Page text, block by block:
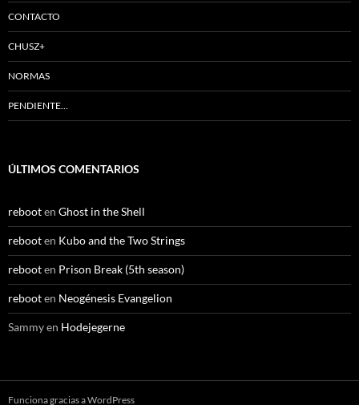
CONTACTO
CHUSZ+
NORMAS
PENDIENTE…
ÚLTIMOS COMENTARIOS
rebooten Ghost in the Shell
rebooten Kubo and the Two Strings
rebooten Prison Break (5th season)
rebooten Neogénesis Evangelion
Sammyen Hodejegerne
Funciona gracias a WordPress